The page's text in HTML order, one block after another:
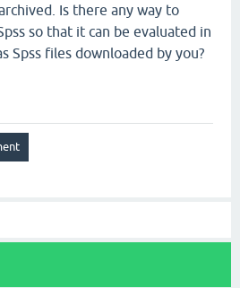
Is there any way to
so that it can be evaluated in
Spss files downloaded by you?